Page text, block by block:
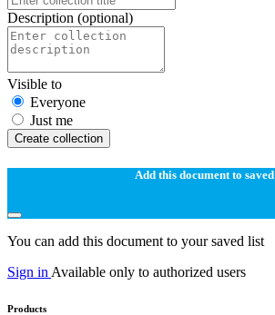
Description (optional)
Visible to
Everyone
Just me
Create collection
Add this document to saved
You can add this document to your saved list
Sign in Available only to authorized users
Products